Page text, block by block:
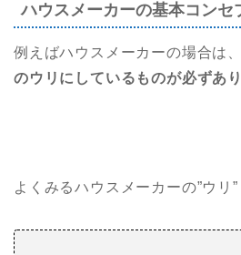
ハウスメーカーの基本コンセ
例えばハウスメーカーの場合は、
のウリにしているものが必ずあり
よくみるハウスメーカーの”ウリ”